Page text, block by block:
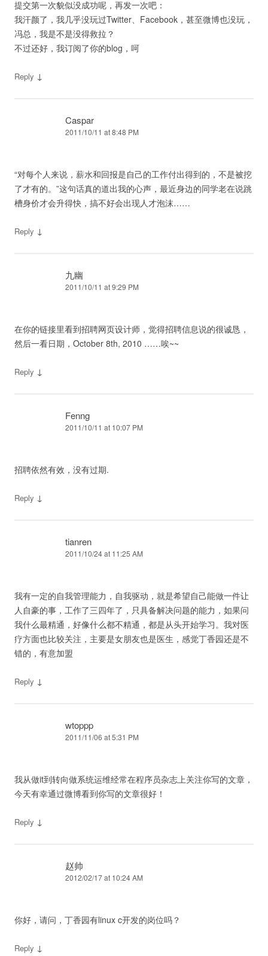
提交第一次貌似没成功呢，再发一次吧：
我汗颜了，我几乎没玩过Twitter、Facebook，甚至微博也没玩，
冯总，我是不是没得救拉？
不过还好，我订阅了你的blog，呵
Reply ↓
Caspar
2011/10/11 at 8:48 PM
“对每个人来说，薪水和回报是自己的工作付出得到的，不是被挖
了才有的。”这句话真的道出我的心声，最近身边的同学老在说跳
槽身价才会升得快，搞不好会出现人才泡沫……
Reply ↓
九幽
2011/10/11 at 9:29 PM
在你的链接里看到招聘网页设计师，觉得招聘信息说的很诚恳，
然后一看日期，October 8th, 2010 ……唉~~
Reply ↓
Fenng
2011/10/11 at 10:07 PM
招聘依然有效，没有过期.
Reply ↓
tianren
2011/10/24 at 11:25 AM
我有一定的自我管理能力，自我驱动，就是希望自己能做一件让
人自豪的事，工作了三四年了，只具备解决问题的能力，如果问
我什么最精通，好像什么都不精通，都是从头开始学习。我对医
疗方面也比较关注，主要是女朋友也是医生，感觉丁香园还是不
错的，有意加盟
Reply ↓
wtoppp
2011/11/06 at 5:31 PM
我从做it到转向做系统运维经常在程序员杂志上关注你写的文章，
今天有幸通过微博看到你写的文章很好！
Reply ↓
赵帅
2012/02/17 at 10:24 AM
你好，请问，丁香园有linux c开发的岗位吗？
Reply ↓